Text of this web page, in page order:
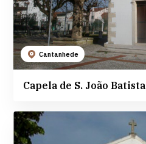
Cantanhede
Capela de S. João Batista